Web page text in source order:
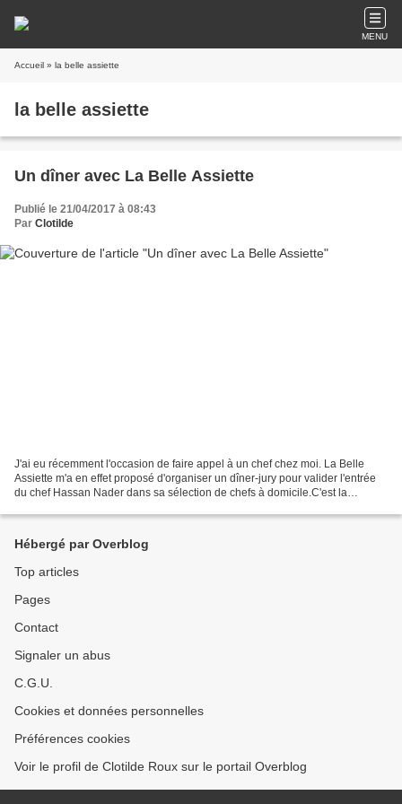
MENU
Accueil » la belle assiette
la belle assiette
Un dîner avec La Belle Assiette
Publié le 21/04/2017 à 08:43
Par Clotilde
J'ai eu récemment l'occasion de faire appel à un chef chez moi. La Belle
Assiette m'a en effet proposé d'organiser un dîner-jury pour valider l'entrée
du chef Hassan Nader dans sa sélection de chefs à domicile.C'est la
Hébergé par Overblog
Top articles
Pages
Contact
Signaler un abus
C.G.U.
Cookies et données personnelles
Préférences cookies
Voir le profil de Clotilde Roux sur le portail Overblog